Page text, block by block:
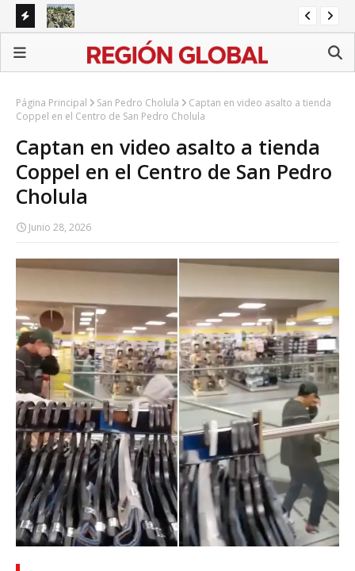
Michoacán recibe 1,557 militares y guardias ante alerta
de EU por aguacate
Página Principal San Pedro Cholula
Captan en video asalto a tienda
Coppel en el Centro de San Pedro Cholula
Captan en video asalto a tienda
Coppel en el Centro de San Pedro
Cholula
Junio 28, 2026